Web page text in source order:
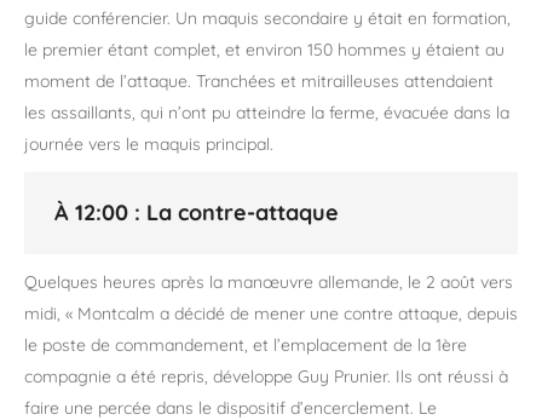
guide conférencier. Un maquis secondaire y était en formation,
le premier étant complet, et environ 150 hommes y étaient au
moment de l’attaque. Tranchées et mitrailleuses attendaient
les assaillants, qui n’ont pu atteindre la ferme, évacuée dans la
journée vers le maquis principal.
À 12:00 : La contre-attaque
Quelques heures après la manœuvre allemande, le 2 août vers
midi, « Montcalm a décidé de mener une contre attaque, depuis
le poste de commandement, et l’emplacement de la 1ère
compagnie a été repris, développe Guy Prunier. Ils ont réussi à
faire une percée dans le dispositif d’encerclement. Le